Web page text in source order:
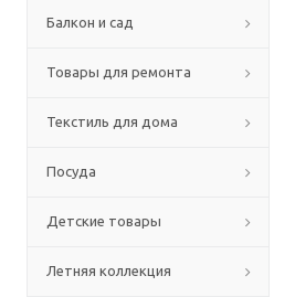
Балкон и сад
Товары для ремонта
Текстиль для дома
Посуда
Детские товары
Летняя коллекция